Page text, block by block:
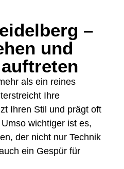
–
und
als ein reines
Ihre
Ihren Stil und prägt oft
wichtiger ist es,
der nicht nur Technik
ein Gespür für